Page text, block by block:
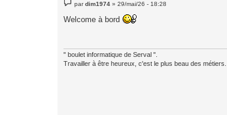
e
s
s
pardim1974 »29/mai/26 - 18:28
Welcome à bord
" boulet informatique de Serval ".
Travailler à être heureux, c'est le plus beau des métiers.